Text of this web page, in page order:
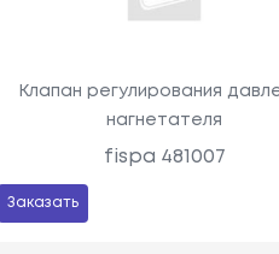
Клапан регулирования
нагнетателя
fispa 481007
Заказать